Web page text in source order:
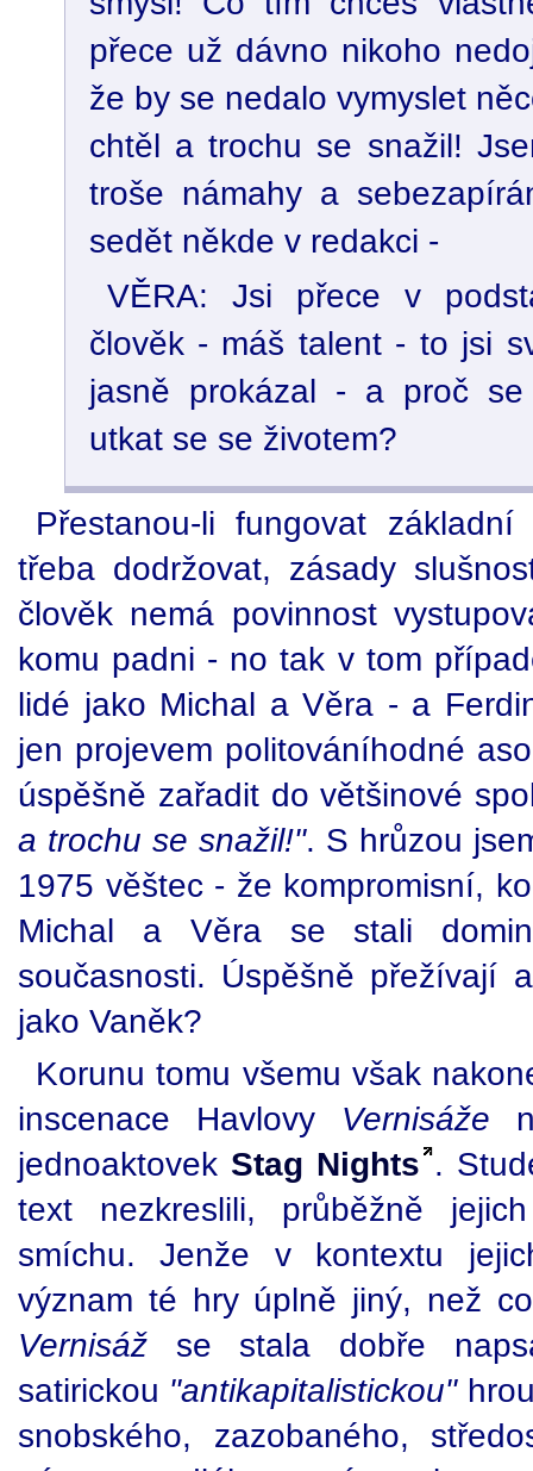
přece už dávno nikoho
že by se nedalo vymyslet
chtěl a trochu se snažil!
troše námahy a
sedět někde v redakci -
VĚRA: Jsi přece v
člověk - máš talent - to jsi
jasně prokázal - a proč
utkat se se životem?
Přestanou-li fungovat
třeba dodržovat, zásady
člověk nemá povinnost
komu padni - no tak v tom
lidé jako Michal a Věra - a
jen projevem politováníhodné
úspěšně zařadit do většinové
a trochu se snažil!". S hrůzou
1975 věštec - že kompromisní,
Michal a Věra se stali
současnosti. Úspěšně přežívají
jako Vaněk?
Korunu tomu všemu však
inscenace Havlovy Vernisáže
jednoaktovek Stag Nights .
text nezkreslili, průběžně
smíchu. Jenže v kontextu
význam té hry úplně jiný, než
Vernisáž se stala dobře
satirickou "antikapitalistickou"
snobského, zazobaného,